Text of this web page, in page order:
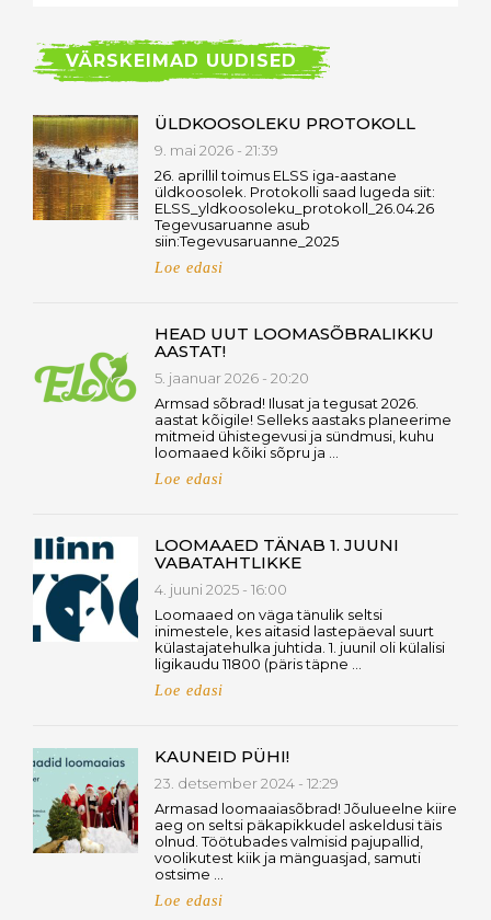
VÄRSKEIMAD UUDISED
ÜLDKOOSOLEKU PROTOKOLL
9. mai 2026 - 21:39
26. aprillil toimus ELSS iga-aastane
üldkoosolek. Protokolli saad lugeda siit:
ELSS_yldkoosoleku_protokoll_26.04.26
Tegevusaruanne asub
siin:Tegevusaruanne_2025
Loe edasi
HEAD UUT LOOMASÕBRALIKKU
AASTAT!
5. jaanuar 2026 - 20:20
Armsad sõbrad! Ilusat ja tegusat 2026.
aastat kõigile! Selleks aastaks planeerime
mitmeid ühistegevusi ja sündmusi, kuhu
loomaaed kõiki sõpru ja …
Loe edasi
LOOMAAED TÄNAB 1. JUUNI
VABATAHTLIKKE
4. juuni 2025 - 16:00
Loomaaed on väga tänulik seltsi
inimestele, kes aitasid lastepäeval suurt
külastajatehulka juhtida. 1. juunil oli külalisi
ligikaudu 11800 (päris täpne …
Loe edasi
KAUNEID PÜHI!
23. detsember 2024 - 12:29
Armasad loomaaiasõbrad! Jõulueelne kiire
aeg on seltsi päkapikkudel askeldusi täis
olnud. Töötubades valmisid pajupallid,
voolikutest kiik ja mänguasjad, samuti
ostsime …
Loe edasi